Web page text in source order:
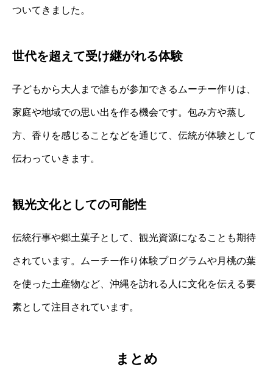
ついてきました。
世代を超えて受け継がれる体験
子どもから大人まで誰もが参加できるムーチー作りは、
家庭や地域での思い出を作る機会です。包み方や蒸し
方、香りを感じることなどを通じて、伝統が体験として
伝わっていきます。
観光文化としての可能性
伝統行事や郷土菓子として、観光資源になることも期待
されています。ムーチー作り体験プログラムや月桃の葉
を使った土産物など、沖縄を訪れる人に文化を伝える要
素として注目されています。
まとめ